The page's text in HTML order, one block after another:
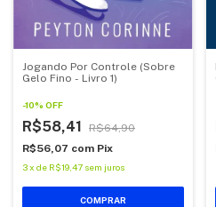
Jogando Por Controle (Sobre
Gelo Fino - Livro 1)
-10% OFF
R$58,41
R$64,90
R$56,07 com Pix
3x de R$19,47 sem juros